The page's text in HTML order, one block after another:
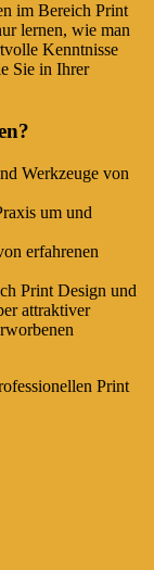
im Bereich Print
lernen, wie man
Kenntnisse
Sie in Ihrer
Werkzeuge von
um und
erfahrenen
Print Design und
attraktiver
Print